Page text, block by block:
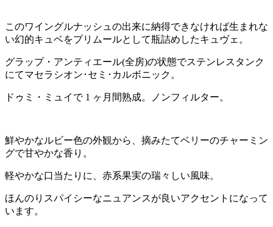
このワイングルナッシュの出来に納得できなければ生まれな
い幻的キュベをプリムールとして瓶詰めしたキュヴェ。
グラップ・アンティエール(全房)の状態でステンレスタンク
にてマセラシオン･セミ･カルボニック。
ドゥミ・ミュイで 1 ヶ月間熟成。ノンフィルター。
鮮やかなルビー色の外観から、摘みたてベリーのチャーミン
グで甘やかな香り。
軽やかな口当たりに、赤系果実の瑞々しい風味。
ほんのりスパイシーなニュアンスが良いアクセントになって
います。